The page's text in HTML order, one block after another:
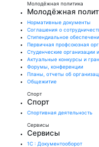
Молодёжная политика
Молодёжная
Нормативные документы
Соглашения о
Стипендиальное
Первичная профсоюзная
Студенческие организации
Актуальные конкурсы и
Форумы, конференции
Планы, отчеты об
Общежитие
Спорт
Спорт
Спортивная деятельность
Сервисы
Сервисы
1С : Документооборот